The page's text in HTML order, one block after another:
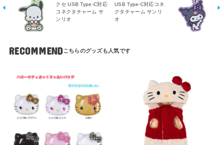
クセ USB Type-C対応
コネクタチャーム サ
ンリオ
USB Type-C対応コネ
クタチャーム サンリ
オ
RECOMMEND